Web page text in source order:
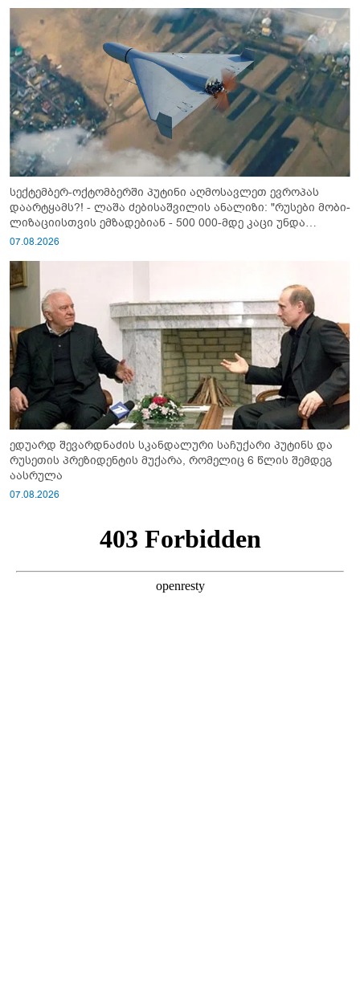
სექტემბერ-ოქტომბერში პუტინი აღმოსავლეთ ევროპას
დაარტყამს?! - ლაშა ძებისაშვილის ანალიზი: "რუსები მობი­
ლიზაციისთვის ემზადებიან - 500 000-მდე კაცი უნდა
გაიწვიონ ომში"
07.08.2026
ედუარდ შევარდნაძის სკანდალური საჩუქარი პუტინს და
რუსეთის პრეზიდენტის მუქარა, რომელიც 6 წლის შემდეგ
აასრულა
07.08.2026